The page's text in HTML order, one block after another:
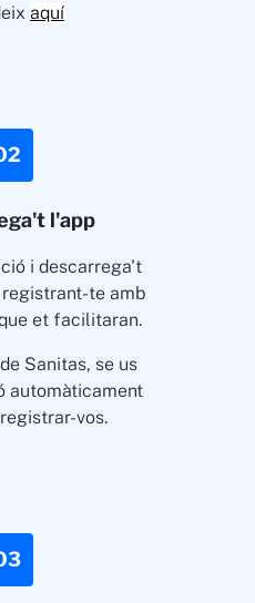
aquí
l'app
i descarrega't
te amb
et facilitaran.
Sanitas, se us
automàticament
vos.